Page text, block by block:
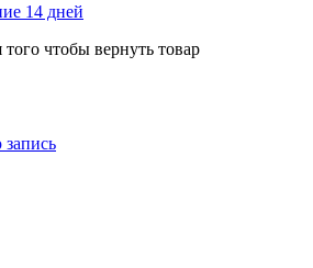
14 дней
чтобы вернуть товар